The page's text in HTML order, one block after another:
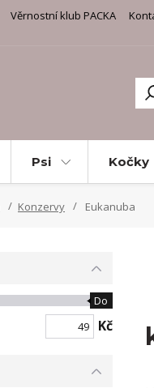
Věrnostní klub PACKA
Psi Kočky
Konzervy Eukanuba
Do
Kč